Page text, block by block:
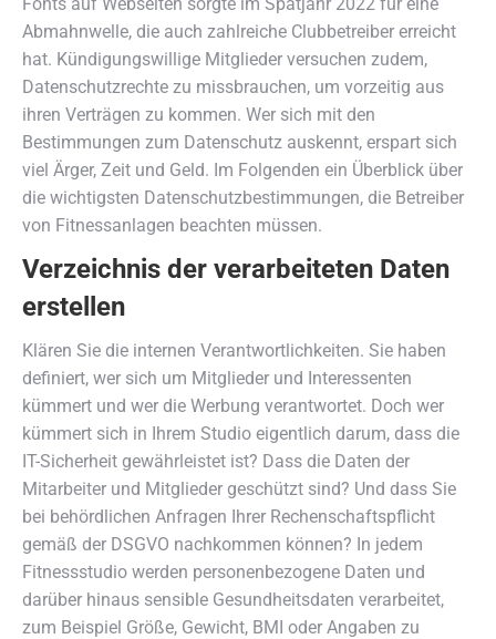
Abmahnwelle, die auch zahlreiche Clubbetreiber erreicht
hat. Kündigungswillige Mitglieder versuchen zudem,
Datenschutzrechte zu missbrauchen, um vorzeitig aus
ihren Verträgen zu kommen. Wer sich mit den
Bestimmungen zum Datenschutz auskennt, erspart sich
viel Ärger, Zeit und Geld. Im Folgenden ein Überblick über
die wichtigsten Datenschutzbestimmungen, die Betreiber
von Fitnessanlagen beachten müssen.
Verzeichnis der verarbeiteten Daten
erstellen
Klären Sie die internen Verantwortlichkeiten. Sie haben
definiert, wer sich um Mitglieder und Interessenten
kümmert und wer die Werbung verantwortet. Doch wer
kümmert sich in Ihrem Studio eigentlich darum, dass die
IT-Sicherheit gewährleistet ist? Dass die Daten der
Mitarbeiter und Mitglieder geschützt sind? Und dass Sie
bei behördlichen Anfragen Ihrer Rechenschaftspflicht
gemäß der DSGVO nachkommen können? In jedem
Fitnessstudio werden personenbezogene Daten und
darüber hinaus sensible Gesundheitsdaten verarbeitet,
zum Beispiel Größe, Gewicht, BMI oder Angaben zu